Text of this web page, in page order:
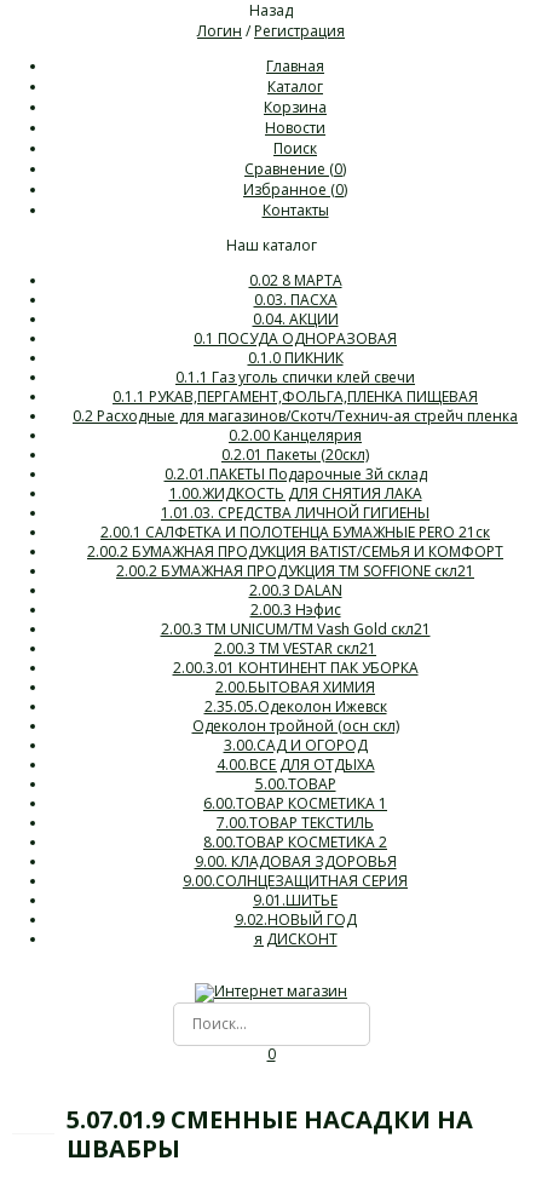
Назад
Логин /Регистрация
Главная
Каталог
Корзина
Новости
Поиск
Сравнение (0)
Избранное (0)
Контакты
Наш каталог
0.02 8 МАРТА
0.03. ПАСХА
0.04. АКЦИИ
0.1 ПОСУДА ОДНОРАЗОВАЯ
0.1.0 ПИКНИК
0.1.1 Газ уголь спички клей свечи
0.1.1 РУКАВ,ПЕРГАМЕНТ,ФОЛЬГА,ПЛЕНКА ПИЩЕВАЯ
0.2 Расходные для магазинов/Скотч/Технич-ая стрейч пленка
0.2.00 Канцелярия
0.2.01 Пакеты (20скл)
0.2.01.ПАКЕТЫ Подарочные 3й склад
1.00.ЖИДКОСТЬ ДЛЯ СНЯТИЯ ЛАКА
1.01.03. СРЕДСТВА ЛИЧНОЙ ГИГИЕНЫ
2.00.1 САЛФЕТКА И ПОЛОТЕНЦА БУМАЖНЫЕ PERO 21ск
2.00.2 БУМАЖНАЯ ПРОДУКЦИЯ BATIST/СЕМЬЯ И КОМФОРТ
2.00.2 БУМАЖНАЯ ПРОДУКЦИЯ ТМ SOFFIONE скл21
2.00.3 DALAN
2.00.3 Нэфис
2.00.3 ТМ UNICUM/ТМ Vash Gold скл21
2.00.3 ТМ VESTAR скл21
2.00.3.01 КОНТИНЕНТ ПАК УБОРКА
2.00.БЫТОВАЯ ХИМИЯ
2.35.05.Одеколон Ижевск
Одеколон тройной (осн скл)
3.00.САД И ОГОРОД
4.00.ВСЕ ДЛЯ ОТДЫХА
5.00.ТОВАР
6.00.ТОВАР КОСМЕТИКА 1
7.00.ТОВАР ТЕКСТИЛЬ
8.00.ТОВАР КОСМЕТИКА 2
9.00. КЛАДОВАЯ ЗДОРОВЬЯ
9.00.СОЛНЦЕЗАЩИТНАЯ СЕРИЯ
9.01.ШИТЬЕ
9.02.НОВЫЙ ГОД
я ДИСКОНТ
0
5.07.01.9 СМЕННЫЕ НАСАДКИ НА
ШВАБРЫ